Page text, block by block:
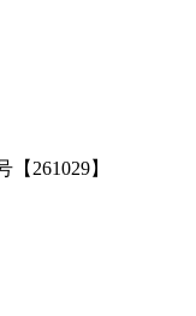
261029】